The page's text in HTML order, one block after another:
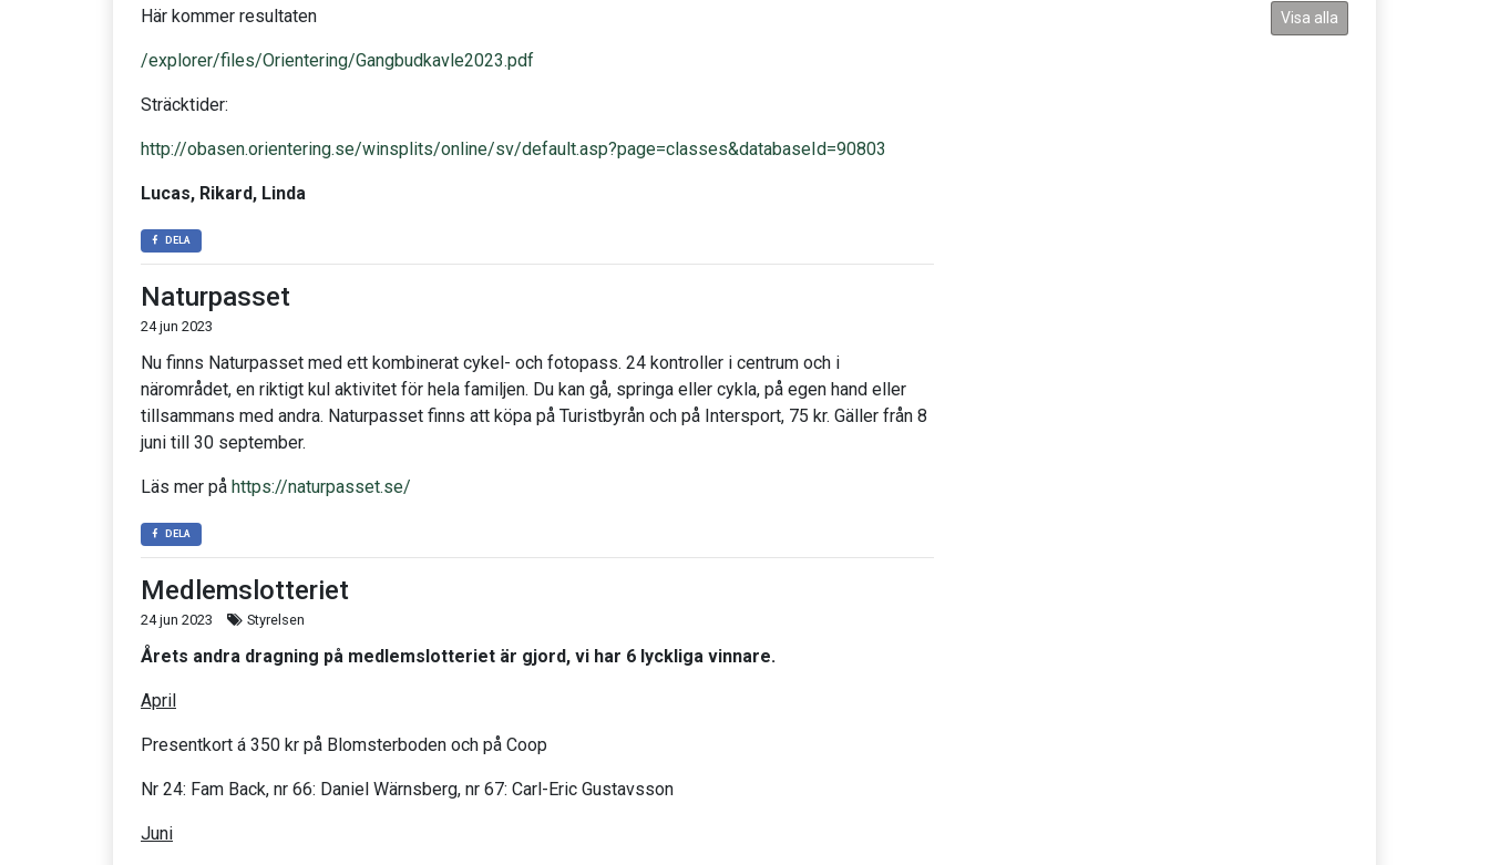
Visa alla
Här kommer resultaten
/explorer/files/Orientering/Gangbudkavle2023.pdf
Sträcktider:
http://obasen.orientering.se/winsplits/online/sv/default.asp?page=classes&databaseId=90803
Lucas, Rikard, Linda
DELA
Naturpasset
24 jun 2023
Nu finns Naturpasset med ett kombinerat cykel- och fotopass. 24 kontroller i centrum och i
närområdet, en riktigt kul aktivitet för hela familjen. Du kan gå, springa eller cykla, på egen hand eller
tillsammans med andra. Naturpasset finns att köpa på Turistbyrån och på Intersport, 75 kr. Gäller från 8
juni till 30 september.
Läs mer på https://naturpasset.se/
DELA
Medlemslotteriet
24 jun 2023 Styrelsen
Årets andra dragning på medlemslotteriet är gjord, vi har 6 lyckliga vinnare.
April
Presentkort á 350 kr på Blomsterboden och på Coop
Nr 24: Fam Back, nr 66: Daniel Wärnsberg, nr 67: Carl-Eric Gustavsson
Juni